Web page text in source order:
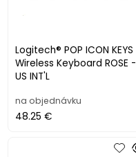
Logitech® POP ICON KEYS
Wireless Keyboard ROSE -
US INT'L
na objednávku
48.25 €